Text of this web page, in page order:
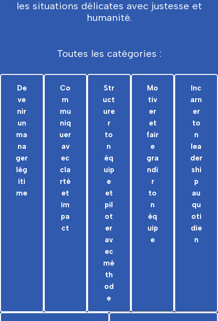
les situations délicates avec justesse et
humanité.
Toutes les catégories :
De
ve
nir
un
ma
na
ger
lég
iti
me
Co
m
mu
niq
uer
av
ec
cla
rté
et
im
pa
ct
Str
uct
ure
r
to
n
éq
uip
e
et
pil
ot
er
av
ec
mé
th
od
e
Mo
tiv
er
et
fair
e
gra
ndi
r
to
n
éq
uip
e
Inc
arn
er
to
n
lea
der
shi
p
au
qu
oti
die
n